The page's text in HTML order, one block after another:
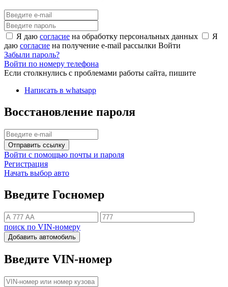
Я даю согласие на обработку персональных данных
Я
даю согласие на получение e-mail рассылки Войти
Забыли пароль?
Войти по номеру телефона
Если столкнулись с проблемами работы сайта, пишите
Написать в whatsapp
Восстановление пароля
Отправить ссылку
Войти с помощью почты и пароля
Регистрация
Начать выбор авто
Введите Госномер
поиск по VIN-номеру
Добавить автомобиль
Введите VIN-номер